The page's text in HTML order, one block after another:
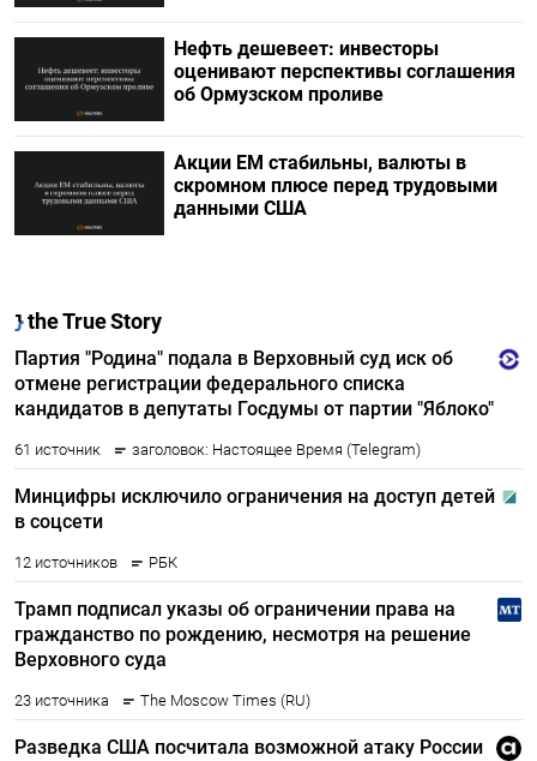
Нефть дешевеет: инвесторы
оценивают перспективы соглашения
об Ормузском проливе
Акции ЕМ стабильны, валюты в
скромном плюсе перед трудовыми
данными США